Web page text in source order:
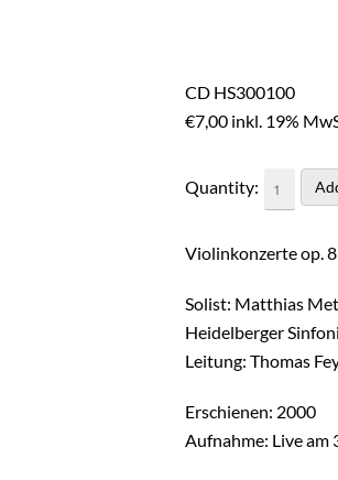
CD HS300100
€7,00 inkl. 19%
Quantity:
Violinkonzerte op.
Solist: Matthias
Heidelberger
Leitung: Thomas
Erschienen: 2000
Aufnahme: Live am